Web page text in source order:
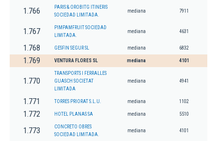
1.766
PARIS & OROBITG ITINERIS
SOCIEDAD LIMITADA.
mediana 7911
1.767
PIMPAMFRUIT SOCIEDAD
LIMITADA.
mediana 4631
1.768 GESFIN SEGUR SL mediana 6832
1.769 VENTURA FLORES SL mediana 4101
1.770
TRANSPORTS I FERRALLES
GUASCH SOCIETAT
LIMITADA
mediana 4941
1.771 TORRES PRIORAT S.L.U. mediana 1102
1.772 HOTEL PLANAS SA mediana 5510
1.773
CONCRETO OBRES
SOCIEDAD LIMITADA.
mediana 4101